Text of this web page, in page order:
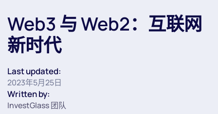
Web3 与 Web2：互联网
新时代
Last updated:
2023年5月25日
Written by:
InvestGlass 团队